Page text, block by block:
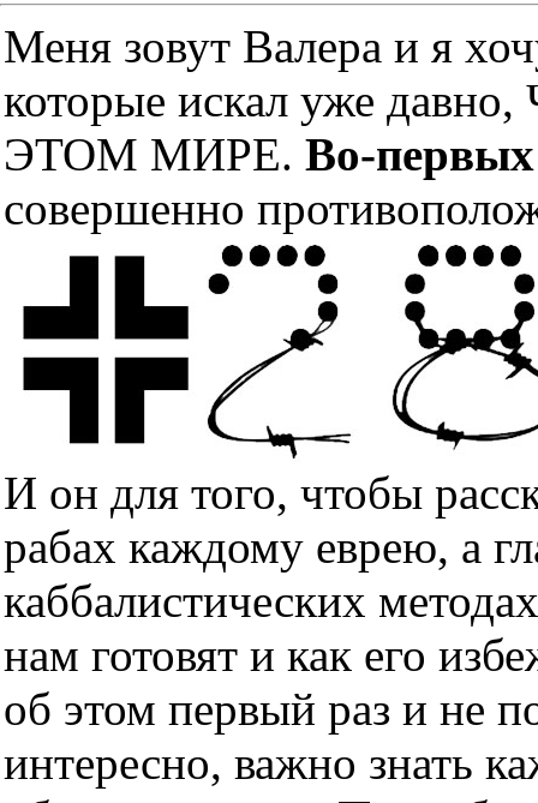
Меня зовут Валера и я
которые искал уже
ЭТОМ МИРЕ. Во-первых
совершенно
И он для того, чтобы
рабах каждому еврею, а
каббалистических
нам готовят и как его
об этом первый раз и не
интересно, важно знать